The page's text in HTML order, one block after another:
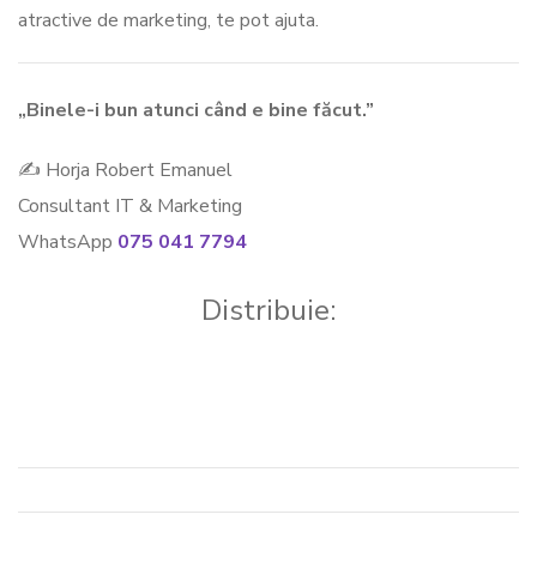
atractive de marketing, te pot ajuta.
„Binele-i bun atunci când e bine făcut.”
✍ Horja Robert Emanuel
Consultant IT & Marketing
WhatsApp 075 041 7794
Distribuie: